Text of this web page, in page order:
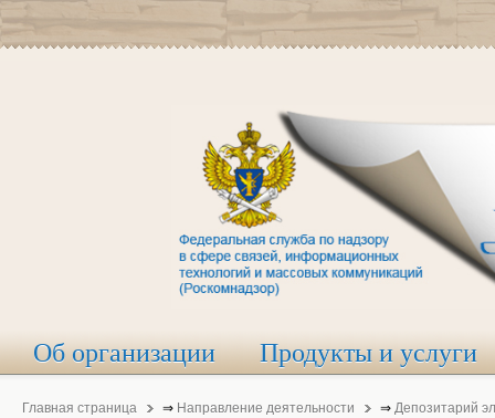
Об организации Продукты и услуги
Главная страница ⇒ Направление деятельности ⇒ Депозитарий